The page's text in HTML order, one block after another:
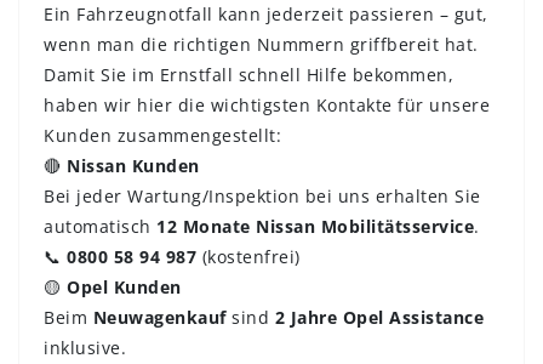
Ein Fahrzeugnotfall kann jederzeit passieren – gut,
wenn man die richtigen Nummern griffbereit hat.
Damit Sie im Ernstfall schnell Hilfe bekommen,
haben wir hier die wichtigsten Kontakte für unsere
Kunden zusammengestellt:
🔴 Nissan Kunden
Bei jeder Wartung/Inspektion bei uns erhalten Sie
automatisch 12 Monate Nissan Mobilitätsservice.
📞 0800 58 94 987 (kostenfrei)
🟡 Opel Kunden
Beim Neuwagenkaufsind 2 Jahre Opel Assistance
inklusive.